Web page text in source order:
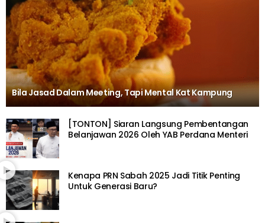
Bila Jasad Dalam Meeting, Tapi Mental Kat Kampung
[TONTON] Siaran Langsung Pembentangan
Belanjawan 2026 Oleh YAB Perdana Menteri
Kenapa PRN Sabah 2025 Jadi Titik Penting
Untuk Generasi Baru?